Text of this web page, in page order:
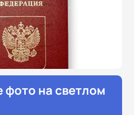
фото на светлом